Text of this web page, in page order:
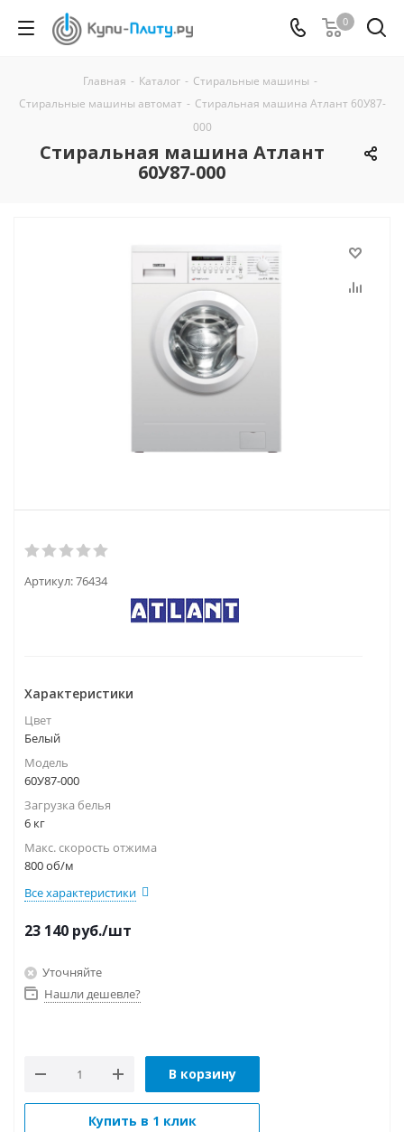
0
Главная - Каталог - Стиральные машины -
Стиральные машины автомат - Стиральная машина Атлант 60У87-
000
Стиральная машина Атлант
60У87-000
Артикул:76434
Характеристики
Цвет
Белый
Модель
60У87-000
Загрузка белья
6 кг
Макс. скорость отжима
800 об/м
Все характеристики
23 140 руб./шт
Уточняйте
Нашли дешевле?
В корзину
Купить в 1 клик